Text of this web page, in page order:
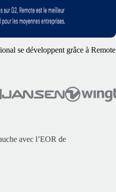
se développent grâce à Remote
avec l’EOR de